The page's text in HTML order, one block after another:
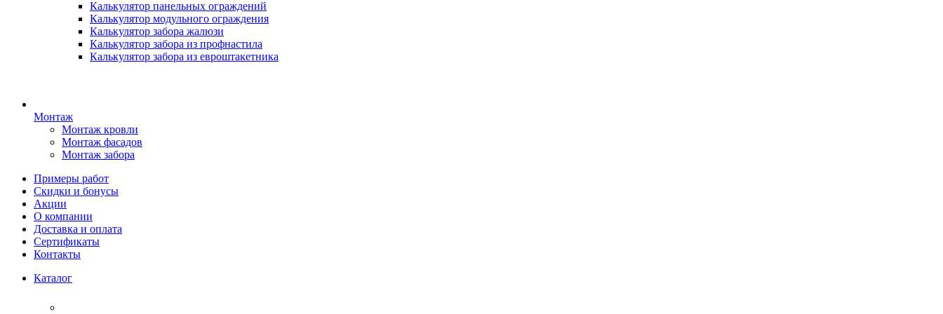
Калькулятор панельных ограждений
Калькулятор модульного ограждения
Калькулятор забора жалюзи
Калькулятор забора из профнастила
Калькулятор забора из евроштакетника
Монтаж
Монтаж кровли
Монтаж фасадов
Монтаж забора
Примеры работ
Скидки и бонусы
Акции
О компании
Доставка и оплата
Сертификаты
Контакты
Каталог